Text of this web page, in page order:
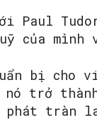
Paul
của mình
bị cho
nó trở
phát tràn